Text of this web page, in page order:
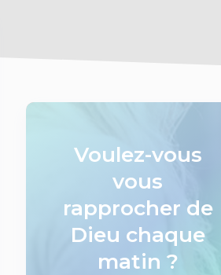
Voulez-vous
vous
rapprocher de
Dieu chaque
matin ?